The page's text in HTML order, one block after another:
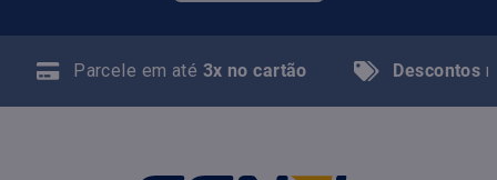
Parcele em até 3x no cartão Descontos